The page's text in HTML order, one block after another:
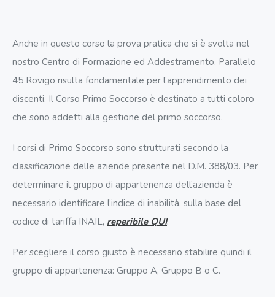
Anche in questo corso la prova pratica che si è svolta nel
nostro Centro di Formazione ed Addestramento, Parallelo
45 Rovigo risulta fondamentale per l’apprendimento dei
discenti. Il Corso Primo Soccorso è destinato a tutti coloro
che sono addetti alla gestione del primo soccorso.
I corsi di Primo Soccorso sono strutturati secondo la
classificazione delle aziende presente nel D.M. 388/03. Per
determinare il gruppo di appartenenza dell’azienda è
necessario identificare l’indice di inabilità, sulla base del
codice di tariffa INAIL, reperibile QUI.
Per scegliere il corso giusto è necessario stabilire quindi il
gruppo di appartenenza: Gruppo A, Gruppo B o C.